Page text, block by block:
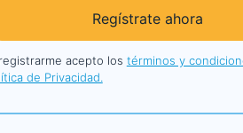
Regístrate ahora
acepto los términos y
de Privacidad.